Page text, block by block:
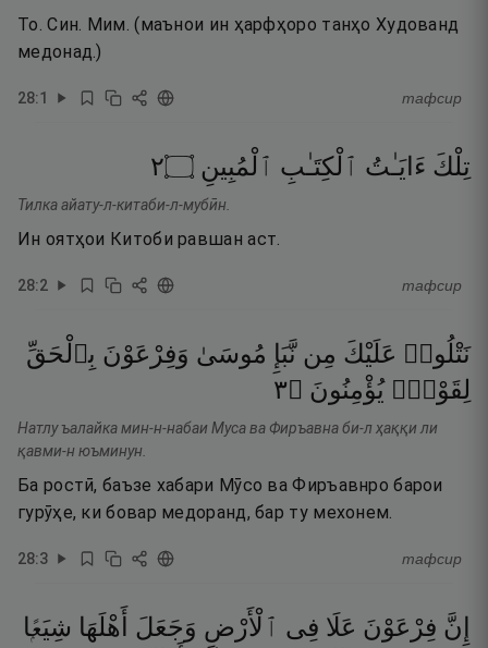
То. Син. Мим. (маънои ин ҳарфҳоро танҳо Худованд
медонад.)
28:1 тафсир
تِلْكَ ءَايَـٰتُ ٱلْكِتَـٰبِ ٱلْمُبِينِ ۝٢
Тилка айату-л-китаби-л-мубӣн.
Ин оятҳои Китоби равшан аст.
28:2 тафсир
نَتْلُوا۟ عَلَيْكَ مِن نَّبَإِ مُوسَىٰ وَفِرْعَوْنَ بِٱلْحَقِّ
لِقَوْمٍۢ يُؤْمِنُونَ ۝٣
Натлу ъалайка мин-н-набаи Муса ва Фиръавна би-л ҳаққи ли
қавми-н юъминун.
Ба ростӣ, баъзе хабари Мӯсо ва Фиръавнро барои
гурӯҳе, ки бовар медоранд, бар ту мехонем.
28:3 тафсир
إِنَّ فِرْعَوْنَ عَلَا فِى ٱلْأَرْضِ وَجَعَلَ أَهْلَهَا شِيَعًۭا